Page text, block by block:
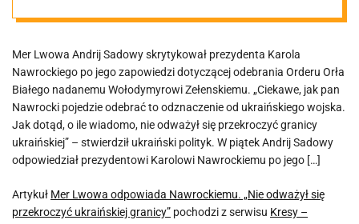
się przekroczyć
ukraińskiej
granicy”
Mer Lwowa Andrij Sadowy skrytykował prezydenta Karola
Nawrockiego po jego zapowiedzi dotyczącej odebrania Orderu Orła
Białego nadanemu Wołodymyrowi Zełenskiemu. „Ciekawe, jak pan
Nawrocki pojedzie odebrać to odznaczenie od ukraińskiego wojska.
Jak dotąd, o ile wiadomo, nie odważył się przekroczyć granicy
ukraińskiej” – stwierdził ukraiński polityk. W piątek Andrij Sadowy
odpowiedział prezydentowi Karolowi Nawrockiemu po jego […]
Artykuł Mer Lwowa odpowiada Nawrockiemu. „Nie odważył się
przekroczyć ukraińskiej granicy” pochodzi z serwisu Kresy –